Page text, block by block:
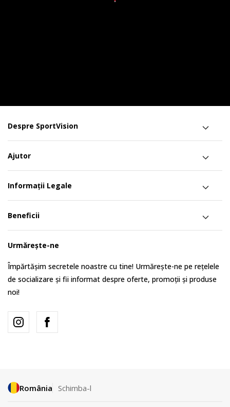
Despre SportVision
Ajutor
Informații Legale
Beneficii
Urmărește-ne
Împărtășim secretele noastre cu tine! Urmărește-ne pe rețelele
de socializare și fii informat despre oferte, promoții și produse
noi!
România Schimba-l